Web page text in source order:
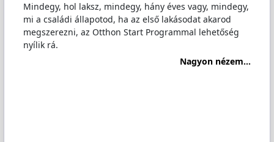
Mindegy, hol laksz, mindegy, hány éves vagy, mindegy,
mi a családi állapotod, ha az első lakásodat akarod
megszerezni, az Otthon Start Programmal lehetőség
nyílik rá.
Nagyon nézem...